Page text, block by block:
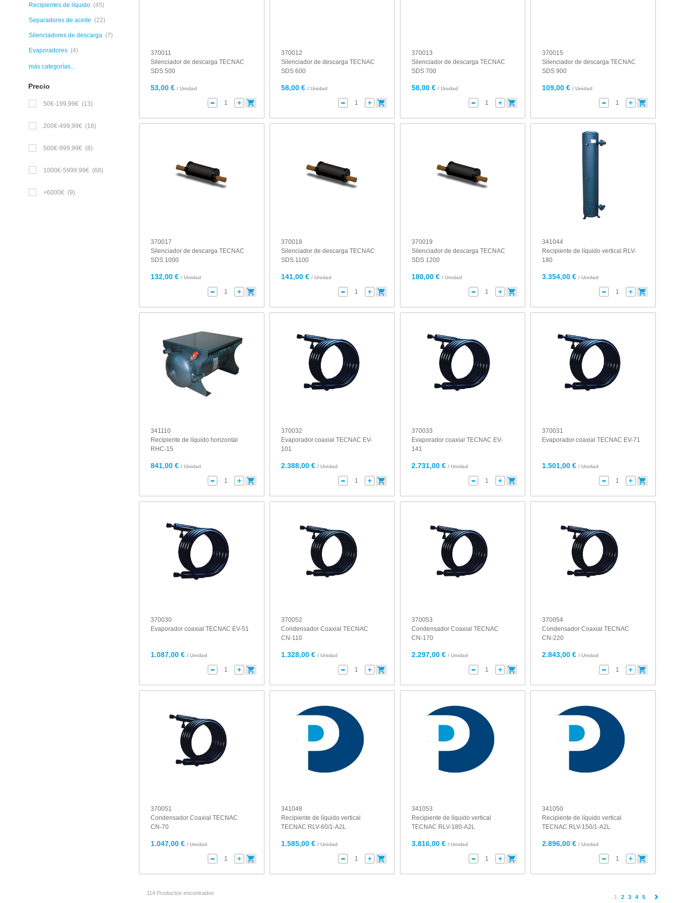
Recipientes de líquido (45)
Separadores de aceite (22)
Silenciadores de descarga (7)
Evaporadores (4)
más categorías...
Precio
50€-199,99€ (13)
200€-499,99€ (16)
500€-999,99€ (8)
1000€-5999.99€ (68)
+6000€ (9)
370011
Silenciador de descarga TECNAC
SDS 500
53,00 € / Unidad
370012
Silenciador de descarga TECNAC
SDS 600
58,00 € / Unidad
370013
Silenciador de descarga TECNAC
SDS 700
58,00 € / Unidad
370015
Silenciador de descarga TECNAC
SDS 900
109,00 € / Unidad
370017
Silenciador de descarga TECNAC
SDS 1000
132,00 € / Unidad
370018
Silenciador de descarga TECNAC
SDS 1100
141,00 € / Unidad
370019
Silenciador de descarga TECNAC
SDS 1200
180,00 € / Unidad
341044
Recipiente de líquido vertical RLV-
180
3.354,00 € / Unidad
341110
Recipiente de líquido horizontal
RHC-15
841,00 € / Unidad
370032
Evaporador coaxial TECNAC EV-
101
2.388,00 € / Unidad
370033
Evaporador coaxial TECNAC EV-
141
2.731,00 € / Unidad
370031
Evaporador coaxial TECNAC EV-71
1.501,00 € / Unidad
370030
Evaporador coaxial TECNAC EV-51
1.087,00 € / Unidad
370052
Condensador Coaxial TECNAC
CN-110
1.328,00 € / Unidad
370053
Condensador Coaxial TECNAC
CN-170
2.297,00 € / Unidad
370054
Condensador Coaxial TECNAC
CN-220
2.843,00 € / Unidad
370051
Condensador Coaxial TECNAC
CN-70
1.047,00 € / Unidad
341048
Recipiente de líquido vertical
TECNAC RLV-60/1-A2L
1.585,00 € / Unidad
341053
Recipiente de líquido vertical
TECNAC RLV-180-A2L
3.816,00 € / Unidad
341050
Recipiente de líquido vertical
TECNAC RLV-150/1-A2L
2.896,00 € / Unidad
114 Productos encontrados
1 (current)
2 3 4 5